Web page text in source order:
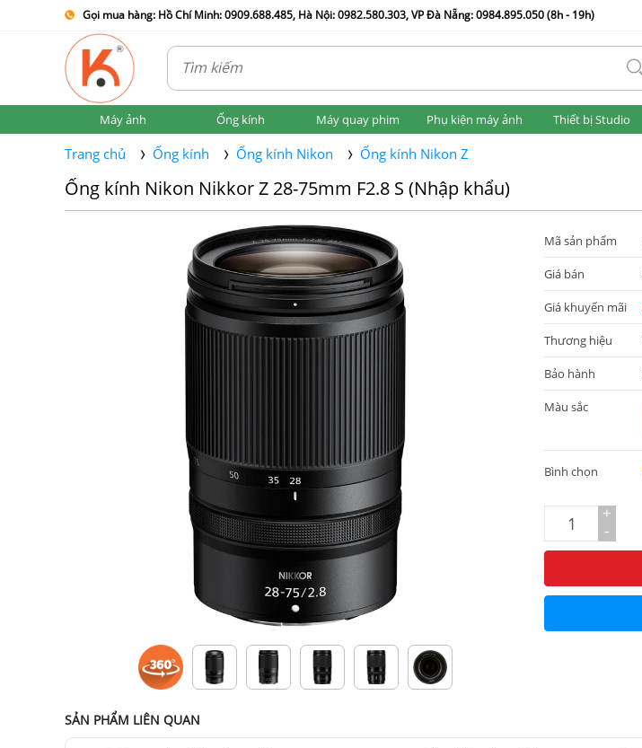
Gọi mua hàng: Hồ Chí Minh: 0909.688.485, Hà Nội: 0982.580.303, VP Đà Nẵng: 0984.895.050 (8h - 19h)
tlk
Máy ảnh Ống kính Máy quay phim Phụ kiện máy ảnh Thiết bị Studio
Trang chủ Ống kính Ống kính Nikon Ống kính Nikon Z
Ống kính Nikon Nikkor Z 28-75mm F2.8 S (Nhập khẩu)
Mã sản phẩm
Giá bán
Giá khuyến mãi
Thương hiệu
Bảo hành
Màu sắc
Bình chọn
+
-
SẢN PHẨM LIÊN QUAN